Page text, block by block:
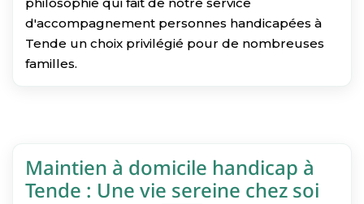
d'accompagnement personnes handicapées à
Tende un choix privilégié pour de nombreuses
familles.
Maintien à domicile handicap à
Tende : Une vie sereine chez soi